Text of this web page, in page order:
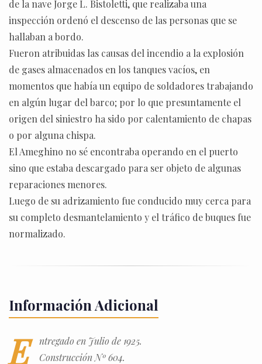
de la nave Jorge L. Bistoletti, que realizaba una
inspección ordenó el descenso de las personas que se
hallaban a bordo.
Fueron atribuidas las causas del incendio a la explosión
de gases almacenados en los tanques vacíos, en
momentos que había un equipo de soldadores trabajando
en algún lugar del barco; por lo que presuntamente el
origen del siniestro ha sido por calentamiento de chapas
o por alguna chispa.
El Ameghino no sé encontraba operando en el puerto
sino que estaba descargado para ser objeto de algunas
reparaciones menores.
Luego de su adrizamiento fue conducido muy cerca para
su completo desmantelamiento y el tráfico de buques fue
normalizado.
Información Adicional
E
ntregado en Julio de 1925.
Construcción Nº 604.